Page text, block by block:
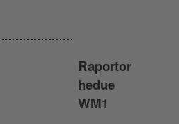
Raportor
hedue
WM1